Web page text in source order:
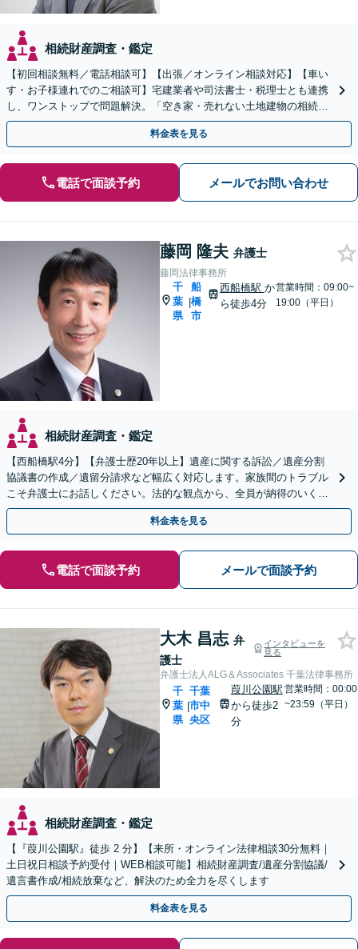
相続財産調査・鑑定
【初回相談無料／電話相談可】【出張／オンライン相談対応】【車い
す・お子様連れでのご相談可】宅建業者や司法書士・税理士とも連携
し、ワンストップで問題解決。「空き家・売れない土地建物の相続／
権利関係が複雑な不動産相続もお任せください」
料金表を見る
電話で面談予約 メールでお問い合わせ
藤岡 隆夫 弁護士
藤岡法律事務所
千
葉
県
|
船
橋
市
西船橋駅 か
ら徒歩4分
営業時間：09:00~
19:00（平日）
相続財産調査・鑑定
【西船橋駅4分】【弁護士歴20年以上】遺産に関する訴訟／遺産分割
協議書の作成／遺留分請求など幅広く対応します。家族間のトラブル
こそ弁護士にお話しください。法的な観点から、全員が納得のいく解
決へ尽力いたします【土日相談可能】
料金表を見る
電話で面談予約 メールで面談予約
大木 昌志 弁
護士
インタビューを
見る
弁護士法人ALG＆Associates 千葉法律事務所
千
葉
県
|
千葉
市中
央区
葭川公園駅
から徒歩2
分
営業時間：00:00
~23:59（平日）
相続財産調査・鑑定
【『葭川公園駅』徒歩 2 分】【来所・オンライン法律相談30分無料｜
土日祝日相談予約受付｜WEB相談可能】相続財産調査/遺産分割協議/
遺言書作成/相続放棄など、解決のため全力を尽くします
料金表を見る